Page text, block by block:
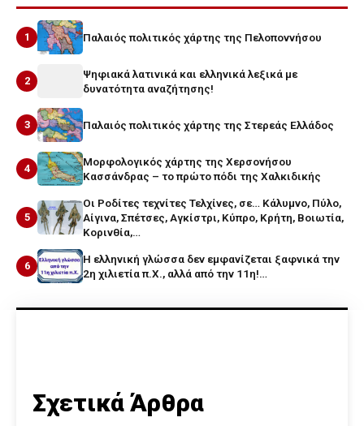
1 Παλαιός πολιτικός χάρτης της Πελοποννήσου
2
Ψηφιακά λατινικά και ελληνικά λεξικά με
δυνατότητα αναζήτησης!
3 Παλαιός πολιτικός χάρτης της Στερεάς Ελλάδος
4
Μορφολογικός χάρτης της Χερσονήσου
Κασσάνδρας – το πρώτο πόδι της Χαλκιδικής
5
Οι Ροδίτες τεχνίτες Τελχίνες, σε… Κάλυμνο, Πύλο,
Αίγινα, Σπέτσες, Αγκίστρι, Κύπρο, Κρήτη, Βοιωτία,
Κορινθία,…
6
Η ελληνική γλώσσα δεν εμφανίζεται ξαφνικά την
2η χιλιετία π.Χ., αλλά από την 11η!…
Σχετικά Άρθρα